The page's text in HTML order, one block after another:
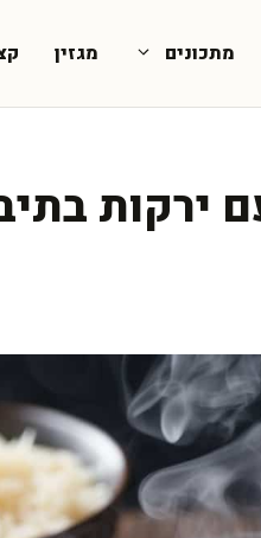
מתכונים מגזין
ירקות